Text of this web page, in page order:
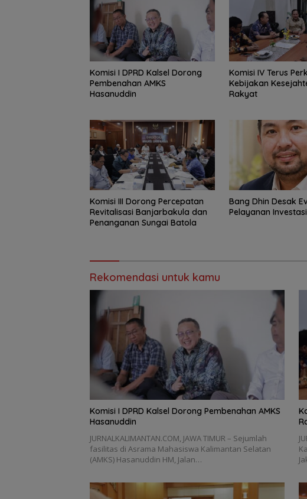
Komisi I DPRD Kalsel Dorong
Pembenahan AMKS
Hasanuddin
Komisi IV Terus
Kebijakan
Rakyat
‎Komisi III Dorong Percepatan
Revitalisasi Banjarbakula dan
Penanganan Sungai Batola
‎Bang Dhin Desak
Pelayanan
Rekomendasi untuk kamu
Komisi I DPRD Kalsel Dorong Pembenahan AMKS
Hasanuddin
JURNALKALIMANTAN.COM, JAWA TIMUR – Sejumlah
fasilitas di Asrama Mahasiswa Kalimantan Selatan
(AMKS) Hasanuddin HM, Jalan…